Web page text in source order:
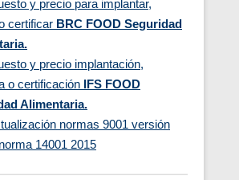
y precio para implantar,
certificar BRC FOOD Seguridad
y precio implantación,
o certificación IFS FOOD
Alimentaria.
normas 9001 versión
14001 2015